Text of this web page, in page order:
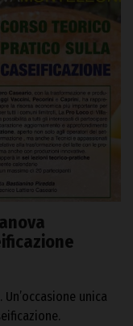
Un’occasione unica